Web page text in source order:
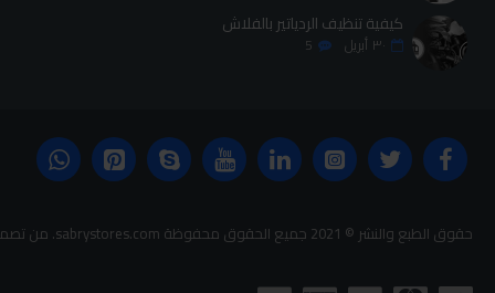
كيفية تنظيف الردياتير بالفلاش
٣٠ أبريل 5
حقوق الطبع والنشر © 2021 جميع الحقوق محفوظة sabrystores.com. من تصميم-